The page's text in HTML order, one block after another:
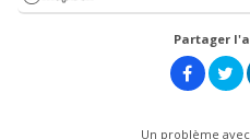
Partager
Un problème